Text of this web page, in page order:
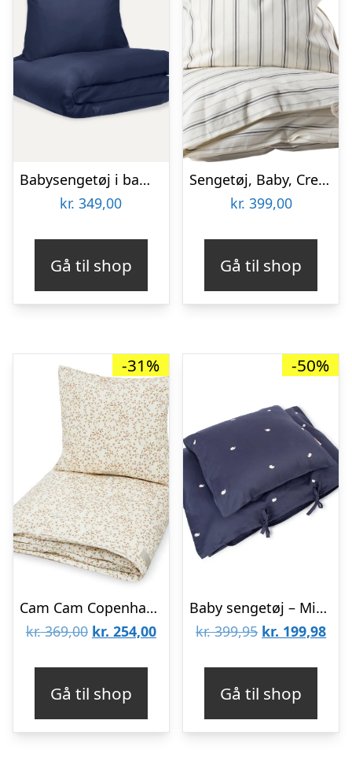
Babysengetøj i bambus | Navy blue | 70×100
kr. 349,00
Gå til shop
Sengetøj, Baby, Cream Stripe
kr. 399,00
Gå til shop
-31%
Cam Cam Copenhagen Sengetøj – Baby – GOTS – Lierre
kr.369,00 Den
var:
kr. 369,00.
kr. 254,00Den
kr. 254,00.
Gå til shop
-50%
Baby sengetøj – Midnight og broderet Christian hval
kr.399,95 Den
var:
kr. 399,95.
kr. 199,98Den
kr.
Gå til shop